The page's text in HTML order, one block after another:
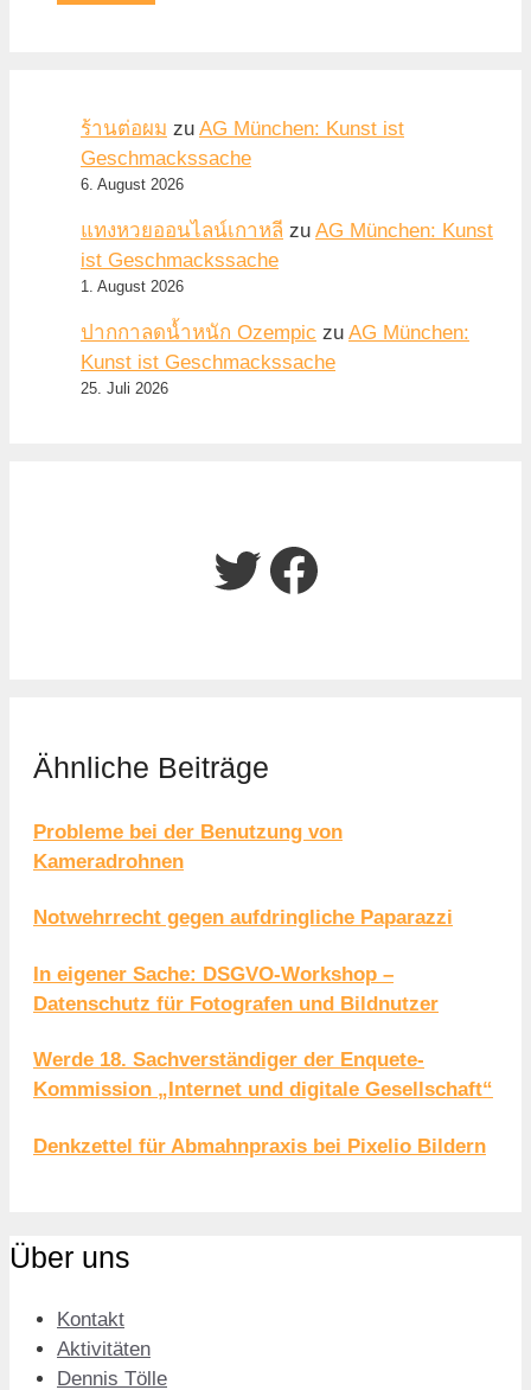
ร้านต่อผม zu AG München: Kunst ist
Geschmackssache
6. August 2026
แทงหวยออนไลน์เกาหลี zu AG München: Kunst
ist Geschmackssache
1. August 2026
ปากกาลดน้ำหนัก Ozempic zu AG München:
Kunst ist Geschmackssache
25. Juli 2026
Twitter
Facebook
Ähnliche Beiträge
Probleme bei der Benutzung von
Kameradrohnen
Notwehrrecht gegen aufdringliche Paparazzi
In eigener Sache: DSGVO-Workshop –
Datenschutz für Fotografen und Bildnutzer
Werde 18. Sachverständiger der Enquete-
Kommission „Internet und digitale Gesellschaft“
Denkzettel für Abmahnpraxis bei Pixelio Bildern
Über uns
Kontakt
Aktivitäten
Dennis Tölle